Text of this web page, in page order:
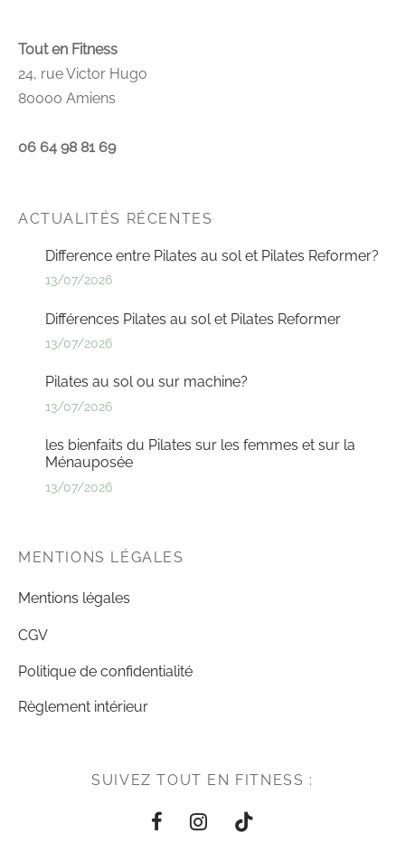
Tout en Fitness
24, rue Victor Hugo
80000 Amiens
06 64 98 81 69
ACTUALITÉS RÉCENTES
Difference entre Pilates au sol et Pilates Reformer?
13/07/2026
Différences Pilates au sol et Pilates Reformer
13/07/2026
Pilates au sol ou sur machine?
13/07/2026
les bienfaits du Pilates sur les femmes et sur la
Ménauposée
13/07/2026
MENTIONS LÉGALES
Mentions légales
CGV
Politique de confidentialité
Règlement intérieur
SUIVEZ TOUT EN FITNESS :